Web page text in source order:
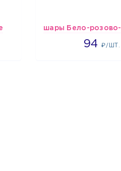
94₽/ШТ.